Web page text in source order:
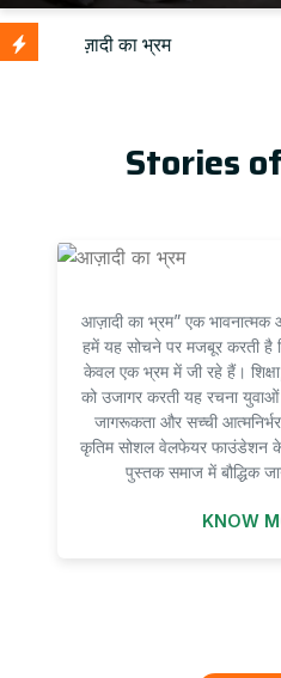
Stories
आज़ादी का भ्रम” एक भावनात्मक
हमें यह सोचने पर मजबूर करती है
केवल एक भ्रम में जी रहे हैं।
को उजागर करती यह रचना युवाओं
जागरूकता और सच्ची
कृतिम सोशल वेलफेयर फाउंडेशन के
पुस्तक समाज में बौद्धिक
KNOW